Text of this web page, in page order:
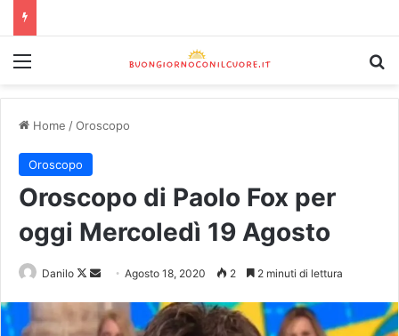
Home /Oroscopo
Oroscopo
Oroscopo di Paolo Fox per
oggi Mercoledì 19 Agosto
Danilo Agosto 18, 2020 2 2 minuti di lettura